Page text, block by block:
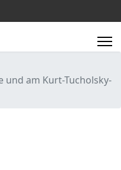
und am Kurt-Tucholsky-